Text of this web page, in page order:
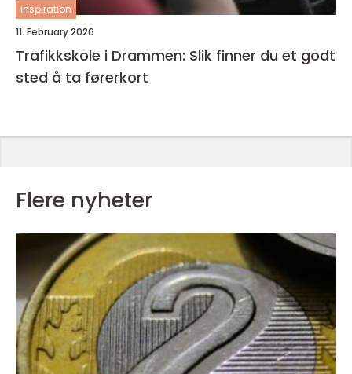
inspiration
11. February 2026
Trafikkskole i Drammen: Slik finner du et godt
sted å ta førerkort
Flere nyheter